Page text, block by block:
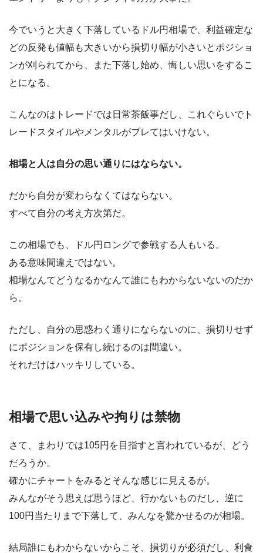
今でいうと大きく下落しているドル円相場で、利益確定な
どの反発も値幅も大きいから損切り幅が小さいとポジショ
ンが刈られてから、また下落し始め、悔しい思いをするこ
とになる。
こんなのはトレードでは日常茶飯事だし、これぐらいでト
レードスタイルやメンタルがブレてはいけない。
相場と人は自分の思い通りにはならない。
だから自分が変わらなくてはならない。
すべて自分の考え方次第だ。
この相場でも、ドル円ロングで参戦する人もいる。
ある意味間違えではない。
相場なんてどうなるかなんて誰にもわからないないのだか
ら。
ただし、自分の思惑わく通りにならないのに、損切りせず
にポジションを保有し続けるのは間違い。
それだけはハッキリしている。
相場で思い込みや拘りは禁物
さて、まわりでは105円を目指すと言われているが、どう
だろうか。
確かにチャートをみるとそんな感じに見えるが。
みんながそう思えば思うほど、行かないものだし、逆に
100円当たりまで下落して、みんなを驚かせるのが相場。
結局誰にもわからないからこそ、損切りが必須だし、利食